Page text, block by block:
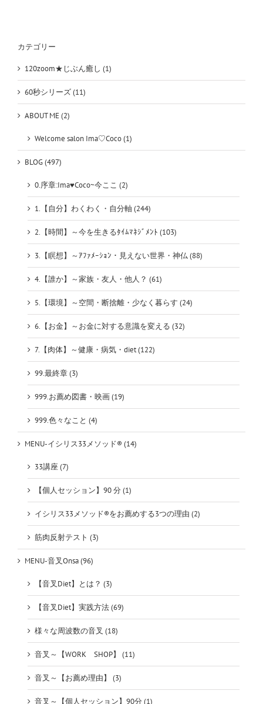
カテゴリー
120zoom★じぶん癒し (1)
60秒シリーズ (11)
ABOUT ME (2)
Welcome salon Ima♡Coco (1)
BLOG (497)
0.序章:Ima♥Coco~今ここ (2)
1.【自分】わくわく・自分軸 (244)
2.【時間】～今を生きるﾀｲﾑﾏﾈｼﾞﾒﾝﾄ (103)
3.【瞑想】～ｱﾌｧﾒｰｼｮﾝ・見えない世界・神仏 (88)
4.【誰か】～家族・友人・他人？ (61)
5.【環境】～空間・断捨離・少なく暮らす (24)
6.【お金】～お金に対する意識を変える (32)
7.【肉体】～健康・病気・diet (122)
99.最終章 (3)
999.お薦め図書・映画 (19)
999.色々なこと (4)
MENU-イシリス33メソッド® (14)
33講座 (7)
【個人セッション】90 分 (1)
イシリス33メソッド®をお薦めする3つの理由 (2)
筋肉反射テスト (3)
MENU-音叉Onsa (96)
【音叉Diet】とは？ (3)
【音叉Diet】実践方法 (69)
様々な周波数の音叉 (18)
音叉～【WORK SHOP】 (11)
音叉～【お薦め理由】 (3)
音叉～【個人セッション】90分 (1)